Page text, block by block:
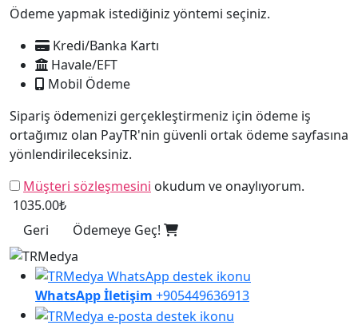
Ödeme yapmak istediğiniz yöntemi seçiniz.
Kredi/Banka Kartı
Havale/EFT
Mobil Ödeme
Sipariş ödemenizi gerçekleştirmeniz için ödeme iş
ortağımız olan PayTR'nin güvenli ortak ödeme sayfasına
yönlendirileceksiniz.
Müşteri sözleşmesini okudum ve onaylıyorum.
1035.00₺
Geri
Ödemeye Geç!
WhatsApp İletişim +905449636913